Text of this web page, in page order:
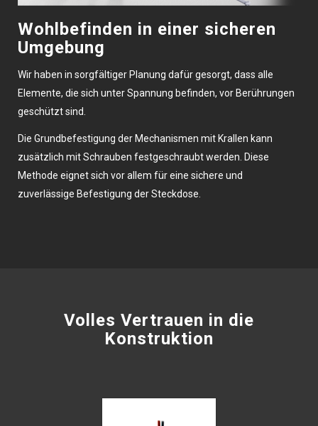
Wohlbefinden in einer sicheren
Umgebung
Wir haben in sorgfältiger Planung dafür gesorgt, dass alle
Elemente, die sich unter Spannung befinden, vor Berührungen
geschützt sind.
Die Grundbefestigung der Mechanismen mit Krallen kann
zusätzlich mit Schrauben festgeschraubt werden. Diese
Methode eignet sich vor allem für eine sichere und
zuverlässige Befestigung der Steckdose.
Volles Vertrauen in die
Konstruktion